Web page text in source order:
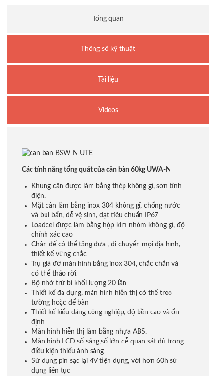
Tổng quan
Thông số kỹ thuật
Tài liệu
Videos
Các tính năng tổng quát của cân bàn 60kg UWA-N
Khung cân được làm bằng thép không gỉ, sơn tĩnh
điện.
Mặt cân làm bằng inox 304 không gĩ, chống nước
và bụi bẩn, dễ vệ sinh, đạt tiêu chuẩn IP67
Loadcel được làm bằng hộp kim nhôm không gỉ, độ
chính xác cao
Chân đế có thể tăng đưa , di chuyển mọi địa hình,
thiết kế vững chắc
Trụ giá đỡ màn hình bằng inox 304, chắc chắn và
có thể tháo rời.
Bộ nhớ trừ bì khối lượng 20 lần
Thiết kế đa dụng, màn hình hiễn thị có thể treo
tường hoặc để bàn
Thiết kế kiểu dáng công nghiệp, độ bền cao và ổn
định
Màn hình hiễn thị làm bằng nhựa ABS.
Màn hình LCD số sáng,số lớn dễ quan sát dù trong
điều kiện thiếu ánh sáng
Sử dụng pin sạc lại 4V tiện dụng, với hơn 60h sử
dụng liên tục